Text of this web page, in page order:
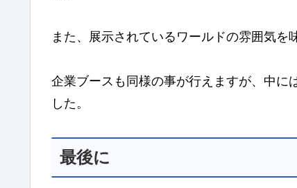
また、展示されているワールドの雰囲気を
企業ブースも同様の事が行えますが、中に
した。
最後に